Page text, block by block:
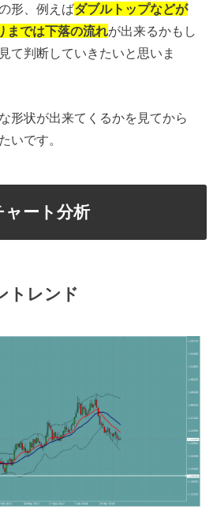
形、例えばダブルトップなどが
までは下落の流れが出来るかもし
て判断していきたいと思いま
形状が出来てくるかを見てから
いです。
ート分析
トレンド